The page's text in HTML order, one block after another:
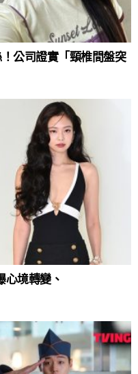
公司證實「頸椎間盤突
境轉變、